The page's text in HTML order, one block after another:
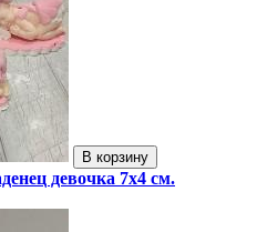
В корзину
девочка 7х4 см.